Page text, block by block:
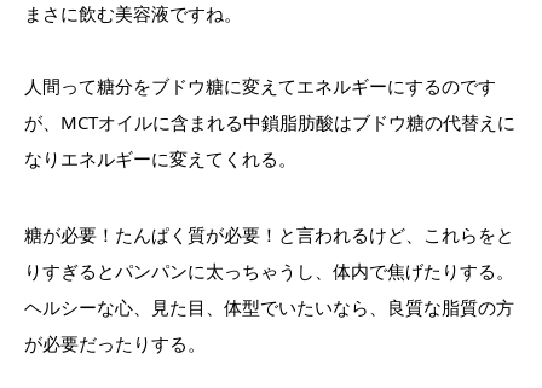
まさに飲む美容液ですね。
人間って糖分をブドウ糖に変えてエネルギーにするのです
が、MCTオイルに含まれる中鎖脂肪酸はブドウ糖の代替えに
なりエネルギーに変えてくれる。
糖が必要！たんぱく質が必要！と言われるけど、これらをと
りすぎるとパンパンに太っちゃうし、体内で焦げたりする。
ヘルシーな心、見た目、体型でいたいなら、良質な脂質の方
が必要だったりする。